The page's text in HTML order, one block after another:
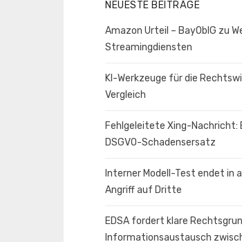
NEUESTE BEITRÄGE
Amazon Urteil – BayOblG zu
Streamingdiensten
KI-Werkzeuge für die
Vergleich
Fehlgeleitete Xing-Nachricht:
DSGVO-Schadensersatz
Interner Modell-Test endet in
Angriff auf Dritte
EDSA fordert klare
Informationsaustausch